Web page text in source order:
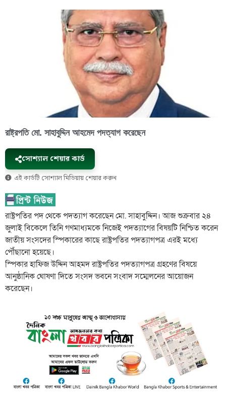
রাষ্ট্রপতি মো. সাহাবুদ্দিন আহমেদ পদত্যাগ করেছেন
সোশ্যাল শেয়ার কার্ড
এই কার্ডটি সোশ্যাল মিডিয়ায় শেয়ার করুন
রাষ্ট্রপতির পদ থেকে পদত্যাগ করেছেন মো. সাহাবুদ্দিন। আজ শুক্রবার ২৪
জুলাই বিকেলে তিনি গণমাধ্যমকে নিজেই পদত্যাগের বিষয়টি নিশ্চিত করেন
জাতীয় সংসদের স্পিকারের কাছে রাষ্ট্রপতির পদত্যাগপত্র এরই মধ্যে
পৌঁছানো হয়েছে।
স্পিকার হাফিজ উদ্দিন আহমদ রাষ্ট্রপতির পদত্যাগপত্র গ্রহণের বিষয়ে
আনুষ্ঠানিক ঘোষণা দিতে সংসদ ভবনে সংবাদ সম্মেলনের আয়োজন
করেছেন।